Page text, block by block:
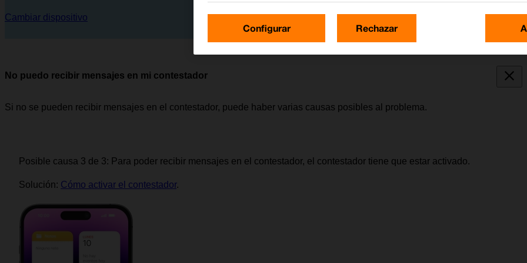
Cambiar dispositivo
No puedo recibir mensajes en mi contestador
Si no se pueden recibir mensajes en el contestador, puede haber varias causas posibles al problema.
Posible causa 3 de 3: Para poder recibir mensajes en el contestador, el contestador tiene que estar activado.
Solución: Cómo activar el contestador.
Configurar Rechazar